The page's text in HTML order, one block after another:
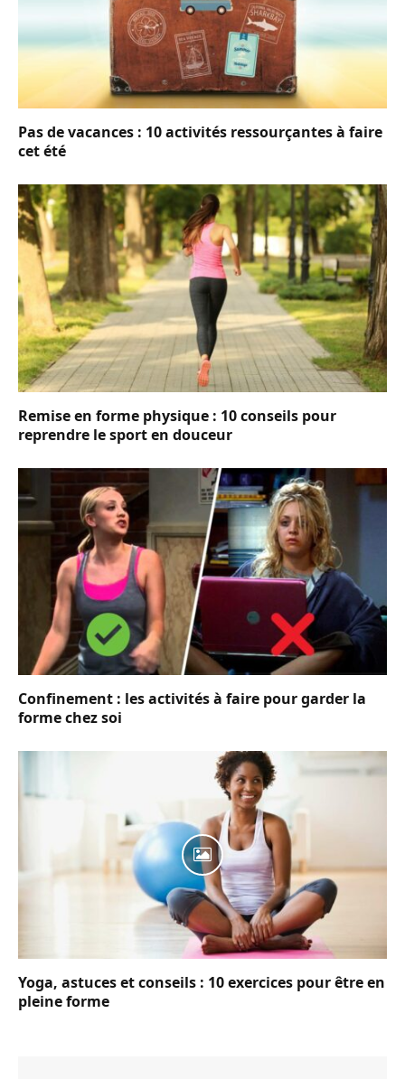
Pas de vacances : 10 activités ressourçantes à faire
cet été
Remise en forme physique : 10 conseils pour
reprendre le sport en douceur
Confinement : les activités à faire pour garder la
forme chez soi
Yoga, astuces et conseils : 10 exercices pour être en
pleine forme